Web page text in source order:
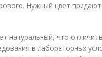
Нужный цвет придают
натуральный, что
в лабораторных